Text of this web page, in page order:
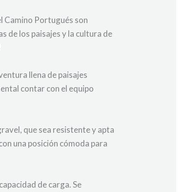
Camino Portugués son
de los paisajes y la cultura de
llena de paisajes
contar con el equipo
que sea resistente y apta
una posición cómoda para
de carga. Se